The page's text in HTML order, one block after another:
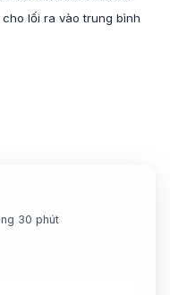
lối ra vào trung bình
30 phút